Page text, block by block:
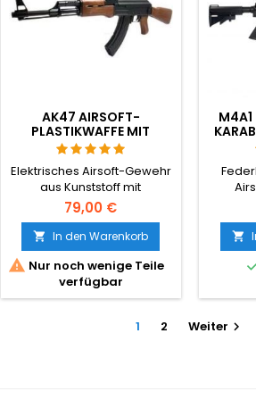
AK47 AIRSOFT-
PLASTIKWAFFE MIT
VOLLAUTOMATIK
Elektrisches Airsoft-Gewehr
aus Kunststoff mit
Vollautomatik. Cyma CM022
79,00 €
 In den Warenkorb
 Nur noch wenige Teile
verfügbar
M4A1
mit

1 2 Weiter 